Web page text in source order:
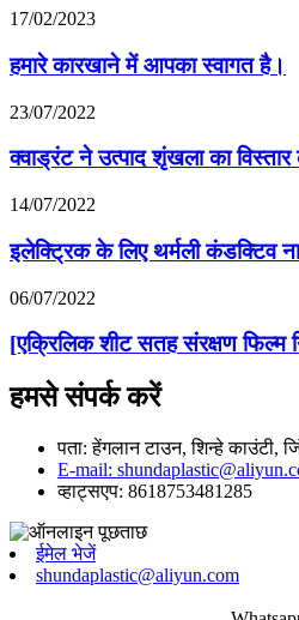
17/02/2023
हमारे कारखाने में आपका स्वागत है।
23/07/2022
क्वाड्रंट ने उत्पाद शृंखला का
14/07/2022
इलेक्ट्रिक के लिए थर्मली कंडक्टिव
06/07/2022
[एक्रिलिक शीट सतह संरक्षण फिल्म
हमसे संपर्क करें
पता: हेंगलान टाउन, शिन्हे काउंटी,
E-mail:
व्हाट्सएप: 8618753481285
ईमेल भेजें
shundaplastic@aliyun.com